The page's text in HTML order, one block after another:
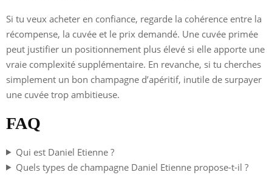
Si tu veux acheter en confiance, regarde la cohérence entre la
récompense, la cuvée et le prix demandé. Une cuvée primée
peut justifier un positionnement plus élevé si elle apporte une
vraie complexité supplémentaire. En revanche, si tu cherches
simplement un bon champagne d’apéritif, inutile de surpayer
une cuvée trop ambitieuse.
FAQ
Qui est Daniel Etienne ?
Quels types de champagne Daniel Etienne propose-t-il ?